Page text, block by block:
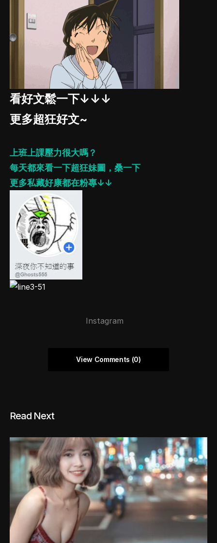
看好文鬆一下↓↓↓
更多超狂好文~
上班上課壓力很大嗎？
每天都來看一下超狂妹圖，桑一下
更多私藏好康都在粉專↓↓
Instagram
View Comments (0)
Read Next